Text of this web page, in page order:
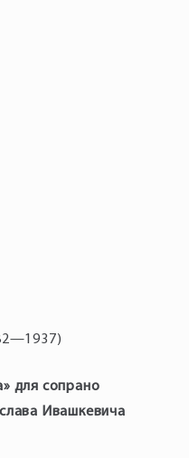
для сопрано
Ивашкевича